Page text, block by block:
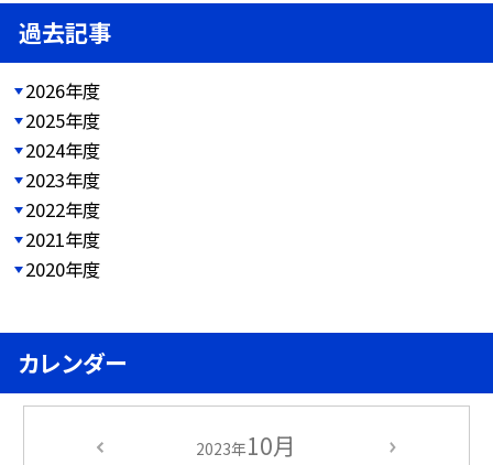
過去記事
2026年度
2025年度
2024年度
2023年度
2022年度
2021年度
2020年度
カレンダー
2023年10月